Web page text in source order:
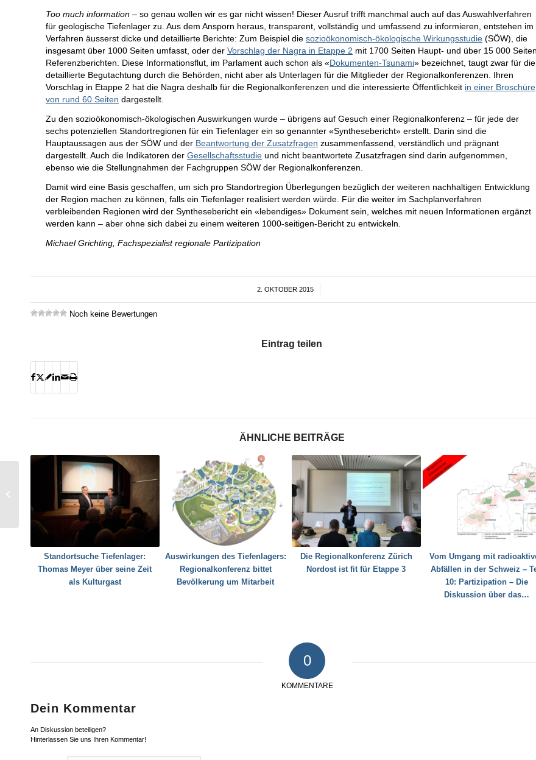
Too much information – so genau wollen wir es gar nicht wissen! Dieser Ausruf trifft manchmal auch auf das Auswahlverfahren
für geologische Tiefenlager zu. Aus dem Ansporn heraus, transparent, vollständig und umfassend zu informieren, entstehen im
Verfahren äusserst dicke und detaillierte Berichte: Zum Beispiel die sozioökonomisch-ökologische Wirkungsstudie (SÖW), die
insgesamt über 1000 Seiten umfasst, oder der Vorschlag der Nagra in Etappe 2 mit 1700 Seiten Haupt- und über 15 000 Seiten
Referenzberichten. Diese Informationsflut, im Parlament auch schon als «Dokumenten-Tsunami» bezeichnet, taugt zwar für die
detaillierte Begutachtung durch die Behörden, nicht aber als Unterlagen für die Mitglieder der Regionalkonferenzen. Ihren
Vorschlag in Etappe 2 hat die Nagra deshalb für die Regionalkonferenzen und die interessierte Öffentlichkeit in einer Broschüre
von rund 60 Seiten dargestellt.
Zu den sozioökonomisch-ökologischen Auswirkungen wurde – übrigens auf Gesuch einer Regionalkonferenz – für jede der
sechs potenziellen Standortregionen für ein Tiefenlager ein so genannter «Synthesebericht» erstellt. Darin sind die
Hauptaussagen aus der SÖW und der Beantwortung der Zusatzfragen zusammenfassend, verständlich und prägnant
dargestellt. Auch die Indikatoren der Gesellschaftsstudie und nicht beantwortete Zusatzfragen sind darin aufgenommen,
ebenso wie die Stellungnahmen der Fachgruppen SÖW der Regionalkonferenzen.
Damit wird eine Basis geschaffen, um sich pro Standortregion Überlegungen bezüglich der weiteren nachhaltigen Entwicklung
der Region machen zu können, falls ein Tiefenlager realisiert werden würde. Für die weiter im Sachplanverfahren
verbleibenden Regionen wird der Synthesebericht ein «lebendiges» Dokument sein, welches mit neuen Informationen ergänzt
werden kann – aber ohne sich dabei zu einem weiteren 1000-seitigen-Bericht zu entwickeln.
Michael Grichting, Fachspezialist regionale Partizipation
2. OKTOBER 2015
/
Noch keine Bewertungen
Eintrag teilen
ÄHNLICHE BEITRÄGE
Standortsuche Tiefenlager:
Thomas Meyer über seine Zeit
als Kulturgast
Auswirkungen des Tiefenlagers:
Regionalkonferenz bittet
Bevölkerung um Mitarbeit
Die Regionalkonferenz Zürich
Nordost ist fit für Etappe 3
Vom Umgang mit
Abfällen in der Schweiz –
10: Partizipation – Die
Diskussion über das…
0
KOMMENTARE
Dein Kommentar
An Diskussion beteiligen?
Hinterlassen Sie uns Ihren Kommentar!
59. Generalkonferenz
der Internationalen
Atomenergie Agentur